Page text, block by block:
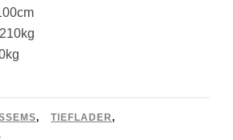
, TIEFLADER,